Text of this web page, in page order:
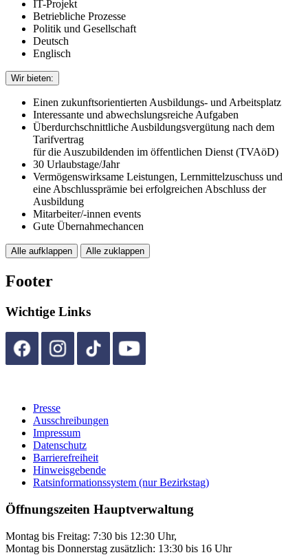
IT-Projekt
Betriebliche Prozesse
Politik und Gesellschaft
Deutsch
Englisch
Wir bieten:
Einen zukunftsorientierten Ausbildungs- und Arbeitsplatz
Interessante und abwechslungsreiche Aufgaben
Überdurchschnittliche Ausbildungsvergütung nach dem
Tarifvertrag
für die Auszubildenden im öffentlichen Dienst (TVAöD)
30 Urlaubstage/Jahr
Vermögenswirksame Leistungen, Lernmittelzuschuss und
eine Abschlussprämie bei erfolgreichen Abschluss der
Ausbildung
Mitarbeiter/-innen events
Gute Übernahmechancen
Alle aufklappen Alle zuklappen
Footer
Wichtige Links
Presse
Ausschreibungen
Impressum
Datenschutz
Barrierefreiheit
Hinweisgebende
Ratsinformationssystem (nur Bezirkstag)
Öffnungszeiten Hauptverwaltung
Montag bis Freitag: 7:30 bis 12:30 Uhr,
Montag bis Donnerstag zusätzlich: 13:30 bis 16 Uhr